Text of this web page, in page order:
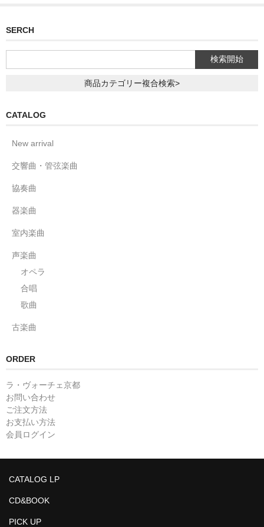
SERCH
商品カテゴリー複合検索>
CATALOG
New arrival
交響曲・管弦楽曲
協奏曲
器楽曲
室内楽曲
声楽曲
オペラ
合唱
歌曲
古楽曲
ORDER
ラ・ヴォーチェ京都
お問い合わせ
ご注文方法
お支払い方法
会員ログイン
CATALOG LP
CD&BOOK
PICK UP